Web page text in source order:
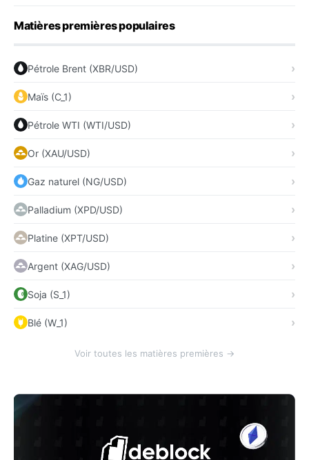
Matières premières populaires
Pétrole Brent (XBR/USD)
Maïs (C_1)
Pétrole WTI (WTI/USD)
Or (XAU/USD)
Gaz naturel (NG/USD)
Palladium (XPD/USD)
Platine (XPT/USD)
Argent (XAG/USD)
Soja (S_1)
Blé (W_1)
Voir toutes les matières premières →